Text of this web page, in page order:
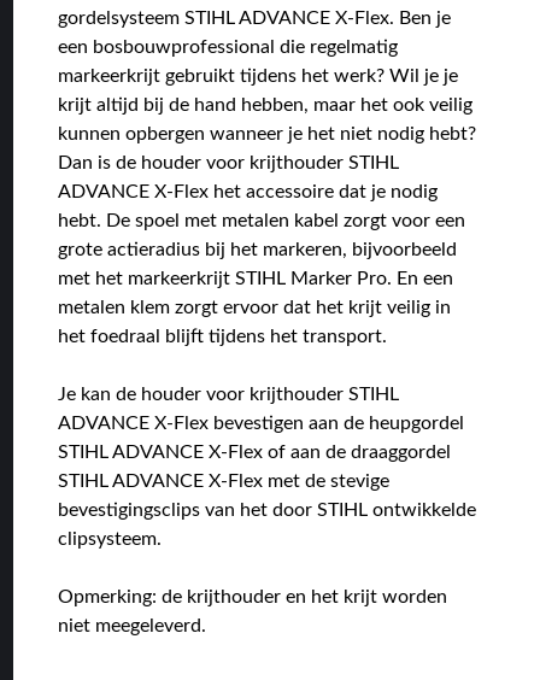
gordelsysteem STIHL ADVANCE X-Flex. Ben je
een bosbouwprofessional die regelmatig
markeerkrijt gebruikt tijdens het werk? Wil je je
krijt altijd bij de hand hebben, maar het ook veilig
kunnen opbergen wanneer je het niet nodig hebt?
Dan is de houder voor krijthouder STIHL
ADVANCE X-Flex het accessoire dat je nodig
hebt. De spoel met metalen kabel zorgt voor een
grote actieradius bij het markeren, bijvoorbeeld
met het markeerkrijt STIHL Marker Pro. En een
metalen klem zorgt ervoor dat het krijt veilig in
het foedraal blijft tijdens het transport.
Je kan de houder voor krijthouder STIHL
ADVANCE X-Flex bevestigen aan de heupgordel
STIHL ADVANCE X-Flex of aan de draaggordel
STIHL ADVANCE X-Flex met de stevige
bevestigingsclips van het door STIHL ontwikkelde
clipsysteem.
Opmerking: de krijthouder en het krijt worden
niet meegeleverd.